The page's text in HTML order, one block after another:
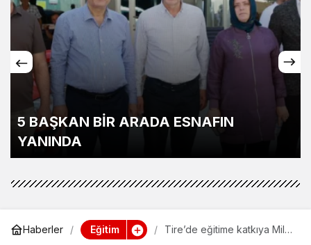
5 BAŞKAN BİR ARADA ESNAFIN
YANINDA
Haberler Eğitim
Tire’de eğitime katkıya Milli